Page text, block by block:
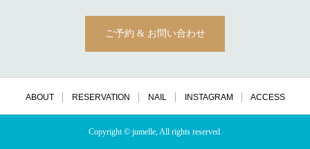
ご予約 & お問い合わせ
ABOUT RESERVATION NAIL INSTAGRAM ACCESS
Copyright © jumelle, All rights reserved.